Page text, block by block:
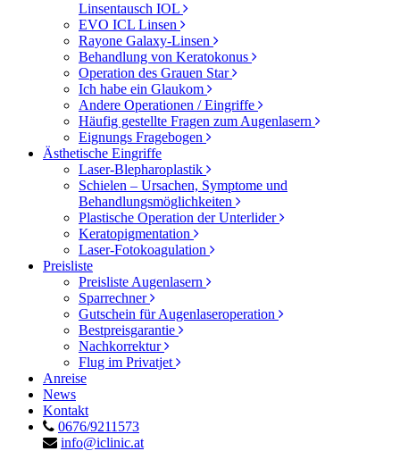
Linsentausch IOL
EVO ICL Linsen
Rayone Galaxy-Linsen
Behandlung von Keratokonus
Operation des Grauen Star
Ich habe ein Glaukom
Andere Operationen / Eingriffe
Häufig gestellte Fragen zum Augenlasern
Eignungs Fragebogen
Ästhetische Eingriffe
Laser-Blepharoplastik
Schielen – Ursachen, Symptome und
Behandlungsmöglichkeiten
Plastische Operation der Unterlider
Keratopigmentation
Laser-Fotokoagulation
Preisliste
Preisliste Augenlasern
Sparrechner
Gutschein für Augenlaseroperation
Bestpreisgarantie
Nachkorrektur
Flug im Privatjet
Anreise
News
Kontakt
0676/9211573
info@iclinic.at